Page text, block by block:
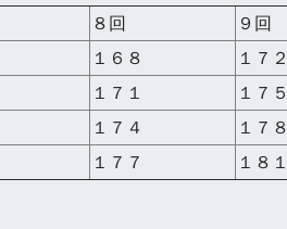
８回 ９回
１６８ １７２
１７１ １７５
１７４ １７８
１７７ １８１